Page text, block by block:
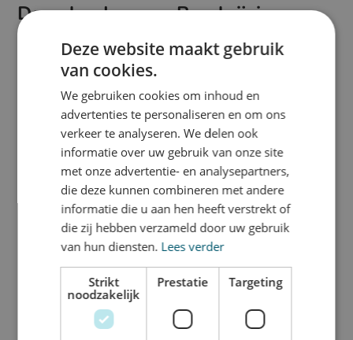
Beschrijving
Ontmoet deze Beachflag Mini, de
congressen of presentaties. Met
het model van de dropflag en
een hoogte van 62 cm, biedt
deze compacte beachflag een
opvallende presentatie, zelfs in
kleine ruimtes.
Inclusief standaard
De Mini Beachflag wordt
standaard voor optimale
stabiliteit. De stok is zwart en
het voetje is zilverkleurig en
verzwaard, zodat de beachflag
Downloads
Template mini
beachflag
Deze website maakt gebruik
van cookies.
We gebruiken cookies om inhoud en
advertenties te personaliseren en om ons
verkeer te analyseren. We delen ook
informatie over uw gebruik van onze site
met onze advertentie- en analysepartners,
die deze kunnen combineren met andere
informatie die u aan hen heeft verstrekt of
die zij hebben verzameld door uw gebruik
van hun diensten. Lees verder
Strikt
noodzakelijk
Prestatie Targeting